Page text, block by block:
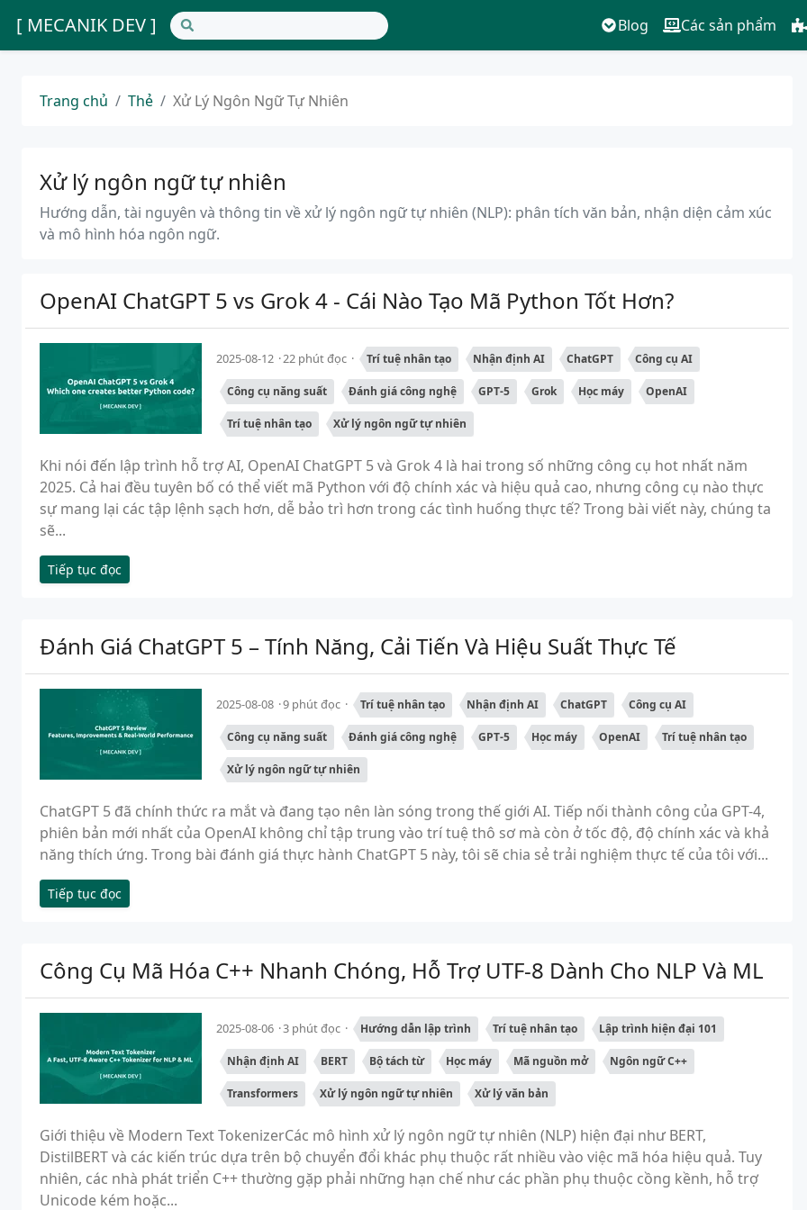
[ MECANIK DEV ] Blog Các sản phẩm
Trang chủ Thẻ Xử Lý Ngôn Ngữ Tự Nhiên
Xử lý ngôn ngữ tự nhiên
Hướng dẫn, tài nguyên và thông tin về xử lý ngôn ngữ tự nhiên (NLP): phân tích văn bản, nhận diện cảm xúc
và mô hình hóa ngôn ngữ.
OpenAI ChatGPT 5 vs Grok 4 - Cái Nào Tạo Mã Python Tốt Hơn?
2025-08-12 22 phút đọc Trí tuệ nhân tạo Nhận định AI ChatGPT Công cụ AI
Công cụ năng suất Đánh giá công nghệ GPT-5 Grok Học máy OpenAI
Trí tuệ nhân tạo Xử lý ngôn ngữ tự nhiên
Khi nói đến lập trình hỗ trợ AI, OpenAI ChatGPT 5 và Grok 4 là hai trong số những công cụ hot nhất năm
2025. Cả hai đều tuyên bố có thể viết mã Python với độ chính xác và hiệu quả cao, nhưng công cụ nào thực
sự mang lại các tập lệnh sạch hơn, dễ bảo trì hơn trong các tình huống thực tế? Trong bài viết này, chúng ta
sẽ...
Tiếp tục đọc
Đánh Giá ChatGPT 5 – Tính Năng, Cải Tiến Và Hiệu Suất Thực Tế
2025-08-08 9 phút đọc Trí tuệ nhân tạo Nhận định AI ChatGPT Công cụ AI
Công cụ năng suất Đánh giá công nghệ GPT-5 Học máy OpenAI Trí tuệ nhân tạo
Xử lý ngôn ngữ tự nhiên
ChatGPT 5 đã chính thức ra mắt và đang tạo nên làn sóng trong thế giới AI. Tiếp nối thành công của GPT-4,
phiên bản mới nhất của OpenAI không chỉ tập trung vào trí tuệ thô sơ mà còn ở tốc độ, độ chính xác và khả
năng thích ứng. Trong bài đánh giá thực hành ChatGPT 5 này, tôi sẽ chia sẻ trải nghiệm thực tế của tôi với...
Tiếp tục đọc
Công Cụ Mã Hóa C++ Nhanh Chóng, Hỗ Trợ UTF-8 Dành Cho NLP Và ML
2025-08-06 3 phút đọc Hướng dẫn lập trình Trí tuệ nhân tạo Lập trình hiện đại 101
Nhận định AI BERT Bộ tách từ Học máy Mã nguồn mở Ngôn ngữ C++
Transformers Xử lý ngôn ngữ tự nhiên Xử lý văn bản
Giới thiệu về Modern Text TokenizerCác mô hình xử lý ngôn ngữ tự nhiên (NLP) hiện đại như BERT,
DistilBERT và các kiến trúc dựa trên bộ chuyển đổi khác phụ thuộc rất nhiều vào việc mã hóa hiệu quả. Tuy
nhiên, các nhà phát triển C++ thường gặp phải những hạn chế như các phần phụ thuộc cồng kềnh, hỗ trợ
Unicode kém hoặc...